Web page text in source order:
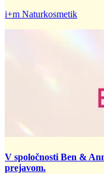
i+m Naturkosmetik
V spoločnosti Ben &
prejavom.